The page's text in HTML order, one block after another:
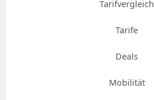
Tarifvergleich
Tarife
Deals
Mobilität